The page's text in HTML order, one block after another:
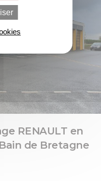
RENAULT en
de Bretagne